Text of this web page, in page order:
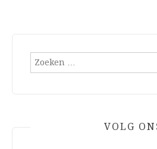
Zoeken
VOLG